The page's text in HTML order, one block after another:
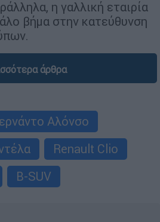
η γαλλική εταιρία
βήμα στην κατεύθυνση
άρθρα
Αλόνσο
Renault Clio
B-SUV